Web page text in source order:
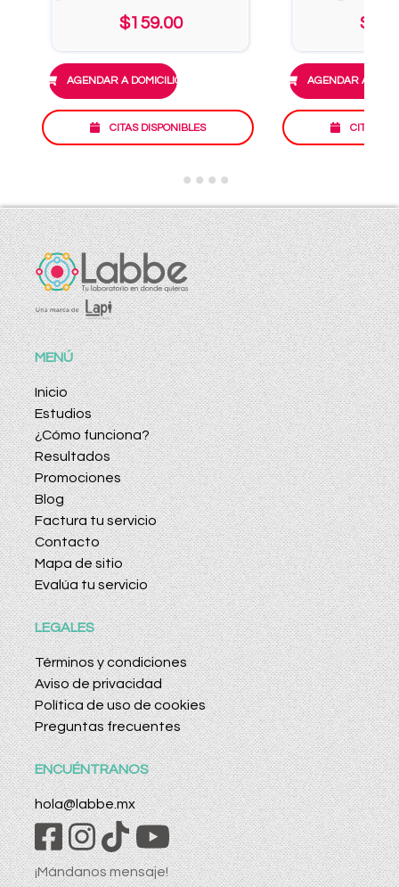
$159.00
AGENDAR A DOMICILIO
CITAS DISPONIBLES
AGENDAR A
CITAS
MENÚ
Inicio
Estudios
¿Cómo funciona?
Resultados
Promociones
Blog
Factura tu servicio
Contacto
Mapa de sitio
Evalúa tu servicio
LEGALES
Términos y condiciones
Aviso de privacidad
Política de uso de cookies
Preguntas frecuentes
ENCUÉNTRANOS
hola@labbe.mx
¡Mándanos mensaje!